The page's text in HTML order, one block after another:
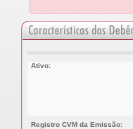
Ativo:
Registro CVM da Emissão: